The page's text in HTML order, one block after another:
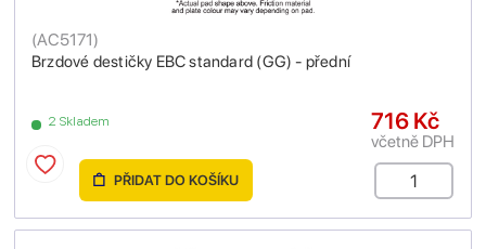
Brzdové destičky EBC standard (GG) - přední
(AC5171)
2 Skladem 716 Kč
včetně DPH
PŘIDAT DO KOŠÍKU